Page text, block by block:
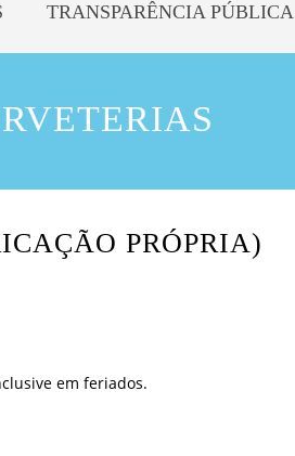
TRANSPARÊNCIA PÚBLICA
PRÓPRIA)
em feriados.